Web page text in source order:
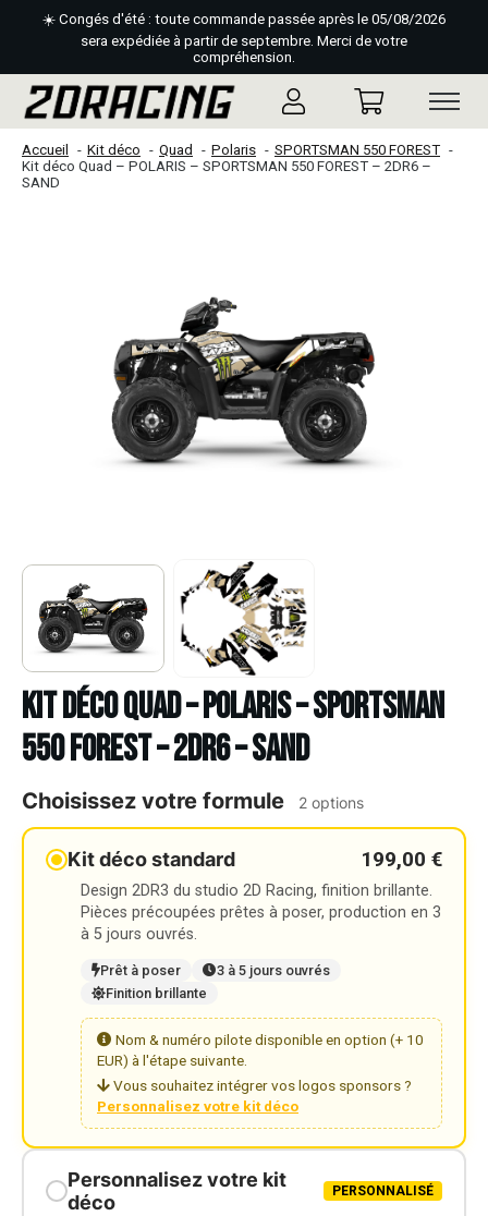
☀️ Congés d'été : toute commande passée après le 05/08/2026
sera expédiée à partir de septembre. Merci de votre
compréhension.
Accueil Kit déco Quad Polaris
SPORTSMAN 550 FOREST
Kit déco Quad – POLARIS – SPORTSMAN 550 FOREST – 2DR6 –
SAND
Kit déco Quad – POLARIS – SPORTSMAN
550 FOREST – 2DR6 – SAND
Choisissez votre formule 2 options
Kit déco standard 199,00 €
Design 2DR3 du studio 2D Racing, finition brillante.
Pièces précoupées prêtes à poser, production en 3
à 5 jours ouvrés.
Prêt à poser
3 à 5 jours ouvrés
Finition brillante
Nom & numéro pilote disponible en option (+ 10
EUR) à l'étape suivante.
Vous souhaitez intégrer vos logos sponsors ?
Personnalisez votre kit déco
Personnalisez votre kit
déco
PERSONNALISÉ